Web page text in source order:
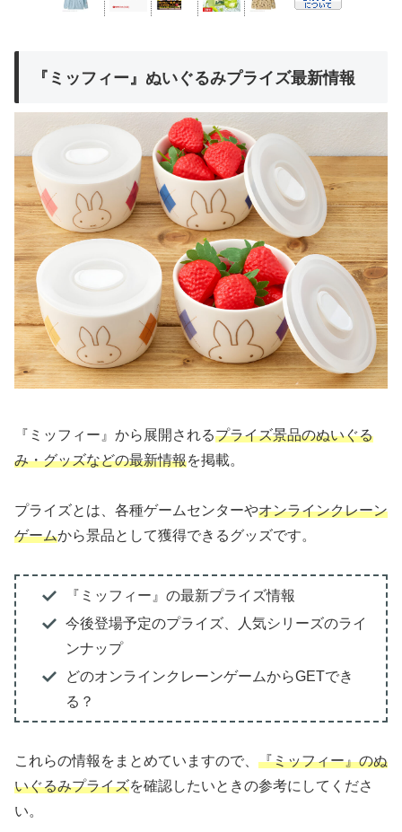
『ミッフィー』ぬいぐるみプライズ最新情報
『ミッフィー』から展開されるプライズ景品のぬいぐる
み・グッズなどの最新情報を掲載。
プライズとは、各種ゲームセンターやオンラインクレーン
ゲームから景品として獲得できるグッズです。
『ミッフィー』の最新プライズ情報
今後登場予定のプライズ、人気シリーズのライ
ンナップ
どのオンラインクレーンゲームからGETでき
る？
これらの情報をまとめていますので、 『ミッフィー』のぬ
いぐるみプライズを確認したいときの参考にしてくださ
い。